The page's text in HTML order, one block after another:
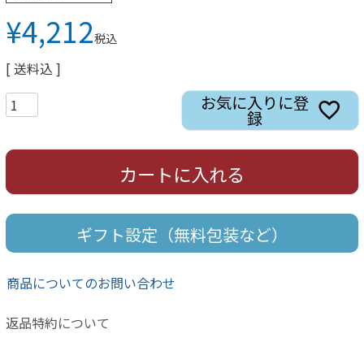
¥4,212税込
送料込
お気に入りに登
録
カートに入れる
ギフト設定（無料包装など）
商品についてのお問い合わせ
返品特約について